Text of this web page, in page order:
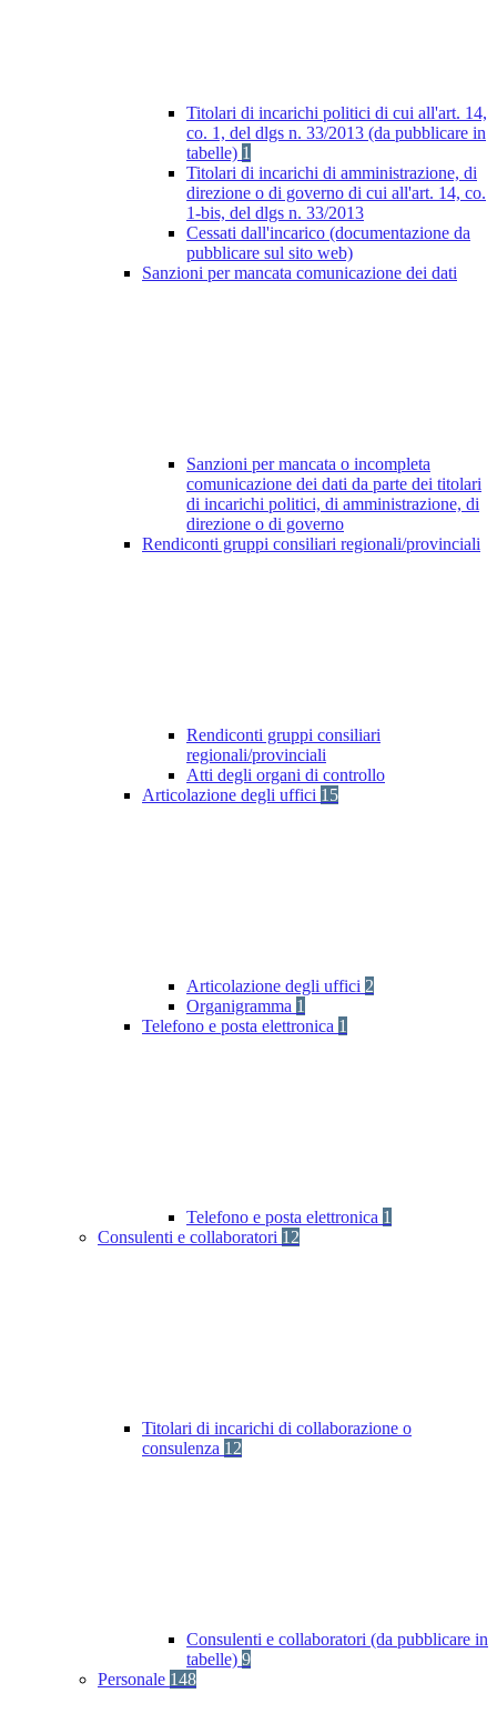
Titolari di incarichi politici di cui all'art. 14,
co. 1, del dlgs n. 33/2013 (da pubblicare in
tabelle) 1
Titolari di incarichi di amministrazione, di
direzione o di governo di cui all'art. 14, co.
1-bis, del dlgs n. 33/2013
Cessati dall'incarico (documentazione da
pubblicare sul sito web)
Sanzioni per mancata comunicazione dei dati
Sanzioni per mancata o incompleta
comunicazione dei dati da parte dei titolari
di incarichi politici, di amministrazione, di
direzione o di governo
Rendiconti gruppi consiliari regionali/provinciali
Rendiconti gruppi consiliari
regionali/provinciali
Atti degli organi di controllo
Articolazione degli uffici 15
Articolazione degli uffici 2
Organigramma 1
Telefono e posta elettronica 1
Telefono e posta elettronica 1
Consulenti e collaboratori 12
Titolari di incarichi di collaborazione o
consulenza 12
Consulenti e collaboratori (da pubblicare in
tabelle) 9
Personale 148